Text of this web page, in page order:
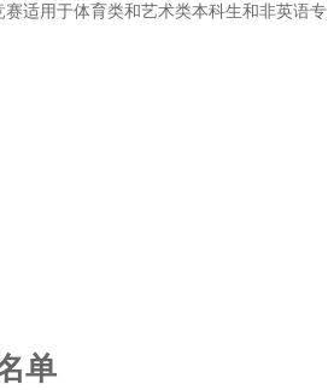
适用于体育类和艺术类本科生和非英语专
单